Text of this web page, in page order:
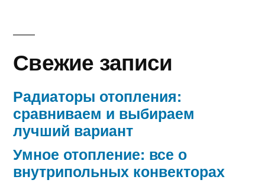
Свежие записи
Радиаторы отопления:
сравниваем и выбираем
лучший вариант
Умное отопление: все о
внутрипольных конвекторах